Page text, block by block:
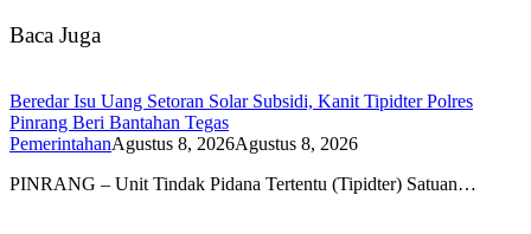
Baca Juga
Beredar Isu Uang Setoran Solar Subsidi, Kanit Tipidter Polres
Pinrang Beri Bantahan Tegas
PemerintahanAgustus 8, 2026Agustus 8, 2026
PINRANG – Unit Tindak Pidana Tertentu (Tipidter) Satuan…